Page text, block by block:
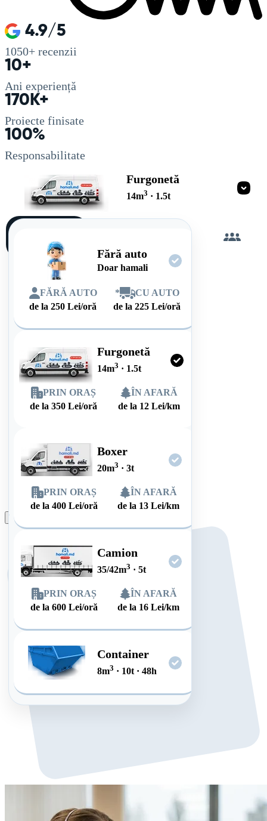
4.9/5
1050+ recenzii
10+
Ani experiență
170K+
Proiecte finisate
100%
Responsabilitate
Furgonetă
14m3 · 1.5t
Fără auto
Doar hamali
FĂRĂ AUTO
de la250 Lei/oră
*
CU AUTO
de la225 Lei/oră
Furgonetă
14m3 · 1.5t
PRIN ORAȘ
de la 350 Lei/oră
ÎN AFARĂ
de la 12 Lei/km
Boxer
20m3 · 3t
PRIN ORAȘ
de la400 Lei/oră
ÎN AFARĂ
de la 13 Lei/km
Camion
35/42m3 · 5t
PRIN ORAȘ
de la600 Lei/oră
ÎN AFARĂ
de la 16 Lei/km
Container
8m3 · 10t · 48h
singur
Plasează comanda